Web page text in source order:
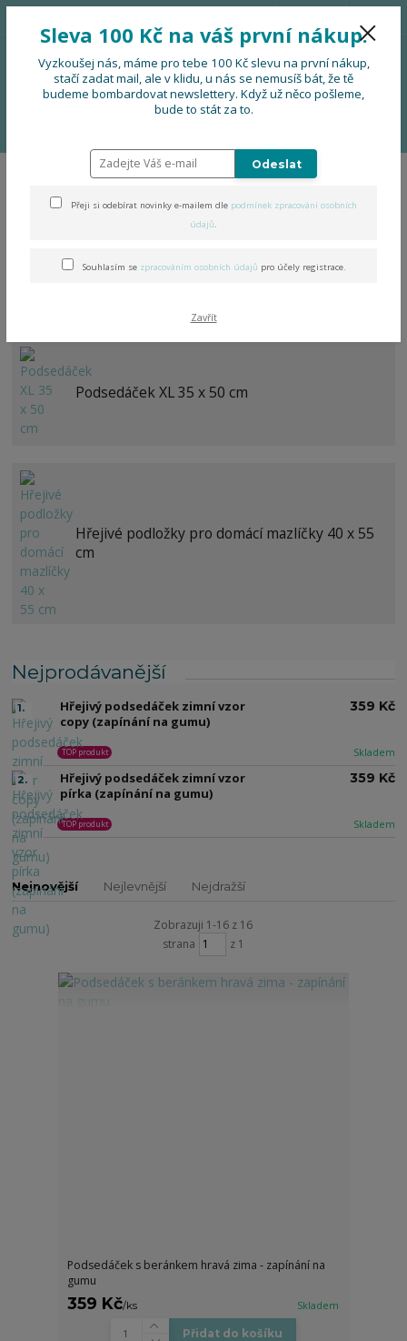
Menu
0 Kč
Zimní podsedáčky s beránkem
Podsedáček 30 x 45 cm
Podsedáček XL 35 x 50 cm
Hřejivé podložky pro domácí mazlíčky 40 x 55
cm
Nejprodávanější
1.
Hřejivý podsedáček zimní vzor
copy (zapínání na gumu)
Skladem
TOP produkt
359 Kč
2.
Hřejivý podsedáček zimní vzor
pírka (zapínání na gumu)
Skladem
TOP produkt
359 Kč
Nejnovější Nejlevnější Nejdražší
Zobrazuji 1-16 z 16
strana
z 1
Podsedáček s beránkem hravá zima - zapínání na
gumu
359 Kč/ks Skladem
Přidat do košíku
Sleva 100 Kč na váš první nákup.
Vyzkoušej nás, máme pro tebe 100 Kč slevu na první nákup,
stačí zadat mail, ale v klidu, u nás se nemusíš bát, že tě
budeme bombardovat newslettery. Když už něco pošleme,
bude to stát za to.
Odeslat
Přeji si odebírat novinky e-mailem dle podmínek zpracování osobních
údajů.
Souhlasím se zpracováním osobních údajů pro účely registrace.
Zavřít